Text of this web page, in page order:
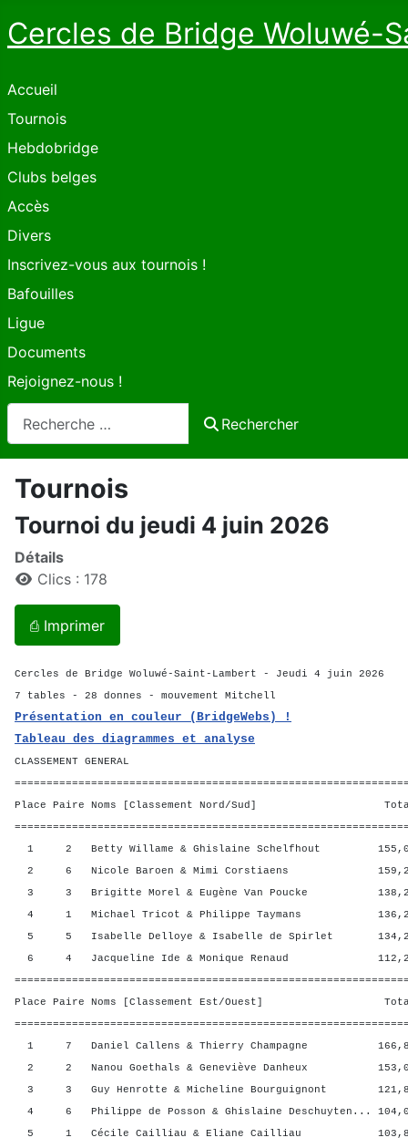
Cercles de Bridge Woluwé-
Accueil
Tournois
Hebdobridge
Clubs belges
Accès
Divers
Inscrivez-vous aux tournois !
Bafouilles
Ligue
Documents
Rejoignez-nous !
Rechercher
Tournois
Tournoi du jeudi 4 juin 2026
Détails
Clics : 178
⎙ Imprimer
Cercles de Bridge Woluwé-Saint-Lambert - Jeudi 4 juin 2026
7 tables - 28 donnes - mouvement Mitchell
Présentation en couleur (BridgeWebs) !
Tableau des diagrammes et analyse
CLASSEMENT GENERAL
Place Paire Noms [Classement Nord/Sud] Total
1 2 Betty Willame & Ghislaine Schelfhout 155,00
2 6 Nicole Baroen & Mimi Corstiaens 159,20
3 3 Brigitte Morel & Eugène Van Poucke 138,20
4 1 Michael Tricot & Philippe Taymans 136,20
5 5 Isabelle Delloye & Isabelle de Spirlet 134,20
6 4 Jacqueline Ide & Monique Renaud 112,20
Place Paire Noms [Classement Est/Ouest] Total
1 7 Daniel Callens & Thierry Champagne 166,80
2 2 Nanou Goethals & Geneviève Danheux
3 3 Guy Henrotte & Micheline Bourguignont
4 6 Philippe de Posson & Ghislaine Deschuyten...
5 1 Cécile Cailliau & Eliane Cailliau 103,80